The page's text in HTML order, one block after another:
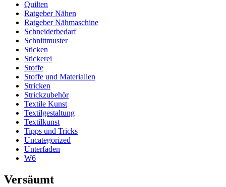
Quilten
Ratgeber Nähen
Ratgeber Nähmaschine
Schneiderbedarf
Schnittmuster
Sticken
Stickerei
Stoffe
Stoffe und Materialien
Stricken
Strickzubehör
Textile Kunst
Textilgestaltung
Textilkunst
Tipps und Tricks
Uncategorized
Unterfaden
W6
Versäumt